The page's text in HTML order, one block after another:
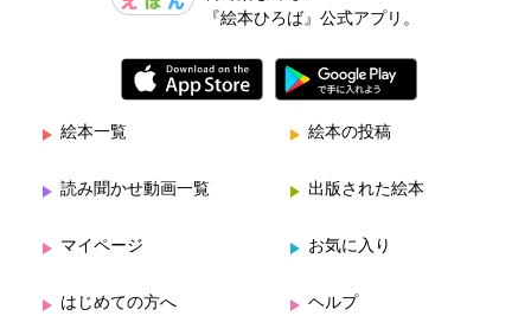
『絵本ひろば』公式アプリ。
絵本一覧 絵本の投稿
読み聞かせ動画一覧 出版された絵本
マイページ お気に入り
はじめての方へ ヘルプ